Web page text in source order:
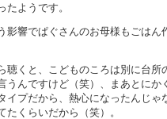
うです。
影響でぱぐさんのお母様もごはん
聴くと、こどものころは別に台所
ですけど（笑）、まあとにか
だから、熱心になったんじゃ
らいだから（笑）。